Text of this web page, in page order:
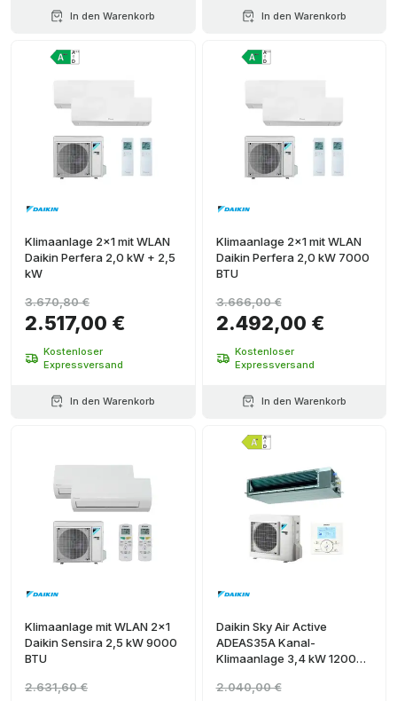
In den Warenkorb In den Warenkorb
Klimaanlage 2x1 mit WLAN
Daikin Perfera 2,0 kW + 2,5
kW
2.517,00 €
3.670,80 €
Kostenloser
Expressversand
In den Warenkorb
Klimaanlage 2x1 mit WLAN
Daikin Perfera 2,0 kW 7000
BTU
2.492,00 €
3.666,00 €
Kostenloser
Expressversand
In den Warenkorb
Klimaanlage mit WLAN 2x1
Daikin Sensira 2,5 kW 9000
BTU
2.631,60 €
Daikin Sky Air Active
ADEAS35A Kanal-
Klimaanlage 3,4 kW 12000
2.040,00 €